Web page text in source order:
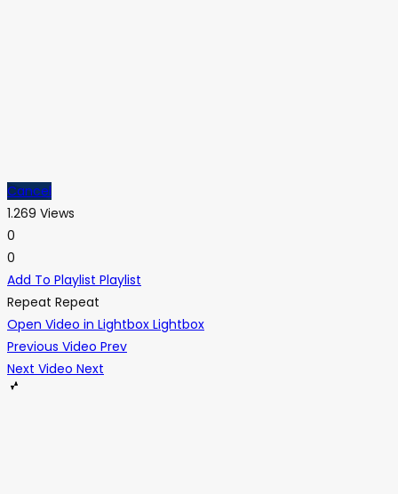
Cancel
1.269 Views
0
0
Add To Playlist Playlist
Repeat Repeat
Open Video in Lightbox Lightbox
Previous Video Prev
Next Video Next